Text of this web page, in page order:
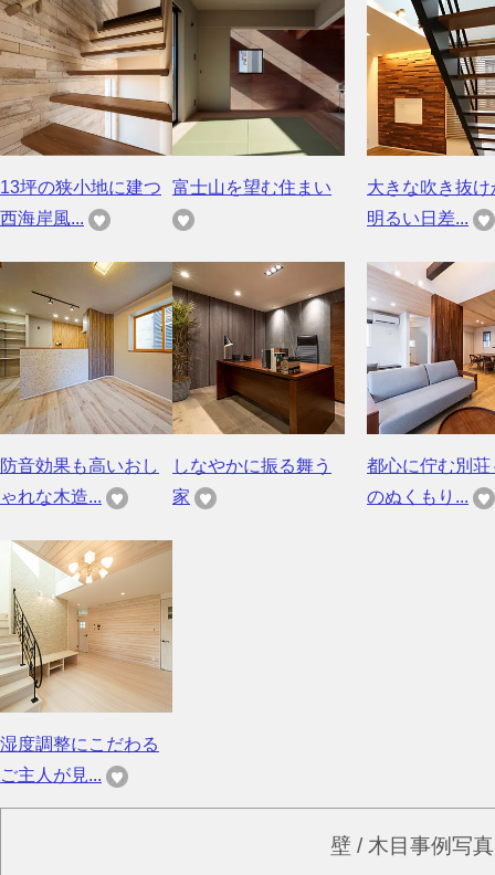
13坪の狭小地に建つ
西海岸風...
富士山を望む住まい
大きな吹き抜け
明るい日差...
防音効果も高いおし
ゃれな木造...
しなやかに振る舞う
家
都心に佇む別荘
のぬくもり...
湿度調整にこだわる
ご主人が見...
壁 / 木目事例写